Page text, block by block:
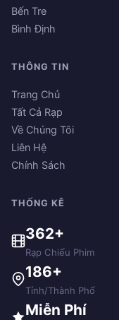
Bến Tre
Bình Định
THÔNG TIN
Trang Chủ
Tất Cả Rạp
Về Chúng Tôi
Liên Hệ
Chính Sách
THỐNG KÊ
362+
Rạp Chiếu Phim
186+
Tỉnh/Thành Phố
Miễn Phí